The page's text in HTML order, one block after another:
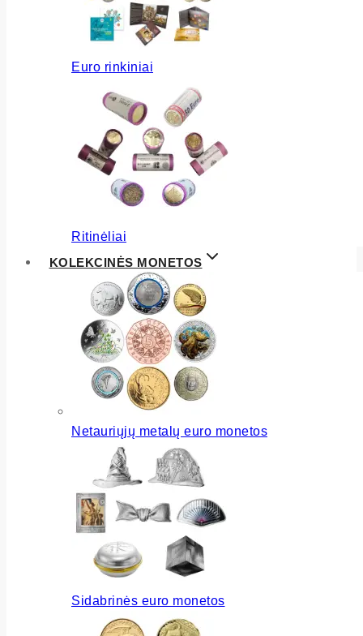
Euro rinkiniai
Ritinėliai
KOLEKCINĖS MONETOS
Netauriųjų metalų euro monetos
Sidabrinės euro monetos